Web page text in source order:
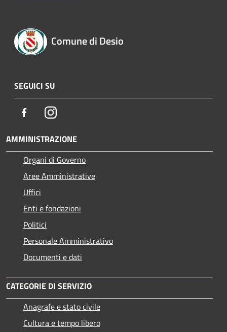
Comune di Desio
SEGUICI SU
FacebookInstagram
AMMINISTRAZIONE
Organi di Governo
Aree Amministrative
Uffici
Enti e fondazioni
Politici
Personale Amministrativo
Documenti e dati
CATEGORIE DI SERVIZIO
Anagrafe e stato civile
Cultura e tempo libero